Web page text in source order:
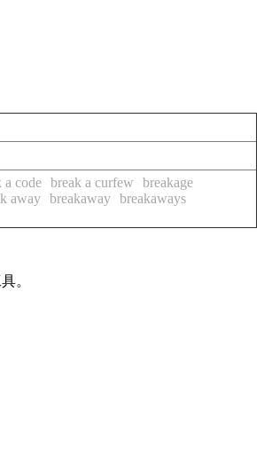
a code break a curfew
breakage
away breakaway breakaways
。